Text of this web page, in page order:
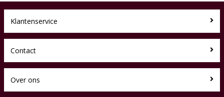
Klantenservice
Contact
Over ons